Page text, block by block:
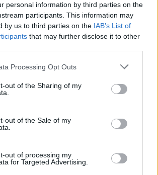
personal information by third parties on the
participants. This information may
by us to third parties on the IAB’s List of
that may further disclose it to other
this website/app uses one or more Google
visit or usage behaviour. You may click to
to Google and its third-party tags to
below specified purposes in below Google
Processing Opt Outs
out of the Sharing of my
out of the Sale of my
out of processing my
for Targeted Advertising.
a hírlevélre és elfogadom az